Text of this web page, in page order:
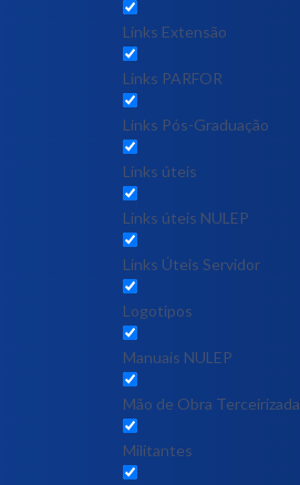
Links Extensão
Links PARFOR
Links Pós-Graduação
Links úteis
Links úteis NULEP
Links Úteis Servidor
Logotipos
Manuais NULEP
Mão de Obra Terceirizada
Militantes